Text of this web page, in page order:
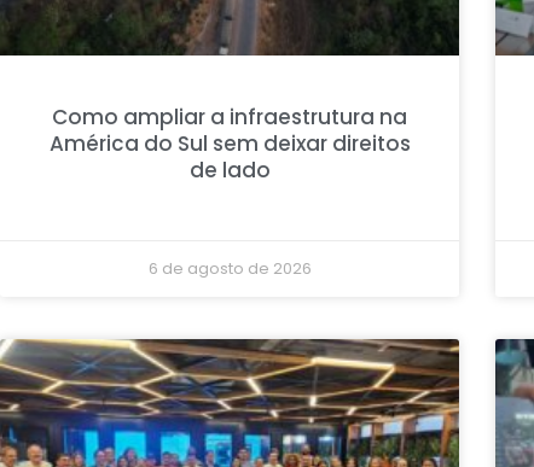
Como ampliar a infraestrutura na
América do Sul sem deixar direitos
de lado
6 de agosto de 2026